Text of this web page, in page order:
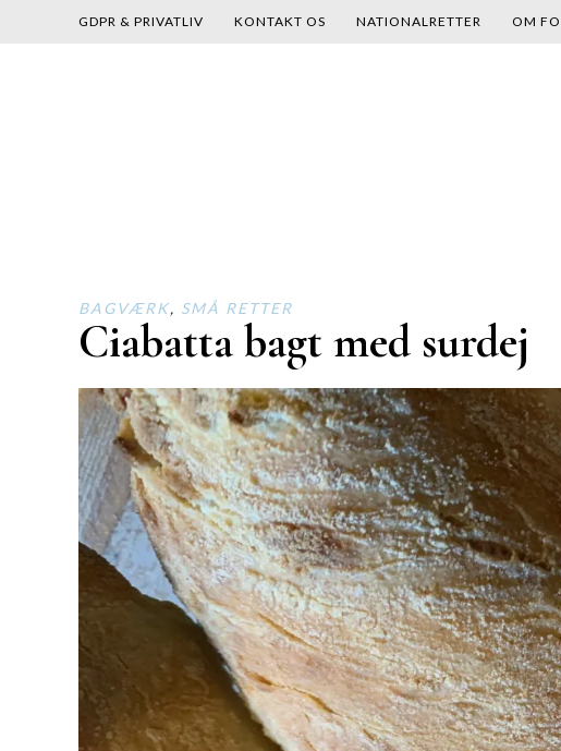
GDPR & PRIVATLIV KONTAKT OS NATIONALRETTER OM
BAGVÆRK, SMÅ RETTER
Ciabatta bagt med surdej